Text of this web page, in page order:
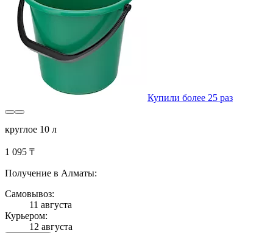
Купили более 25 раз
круглое 10 л
1 095 ₸
Получение в Алматы:
Самовывоз:
11 августа
Курьером:
12 августа